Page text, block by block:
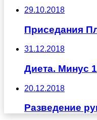
29.10.2018
Приседания
31.12.2018
Диета. Минус
20.12.2018
Разведение